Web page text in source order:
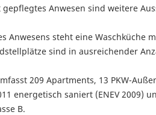
Anwesen sind weitere
Anwesens steht eine Waschküche
sind in ausreichender
209 Apartments, 13 PKW-
energetisch saniert (ENEV 2009)
B.